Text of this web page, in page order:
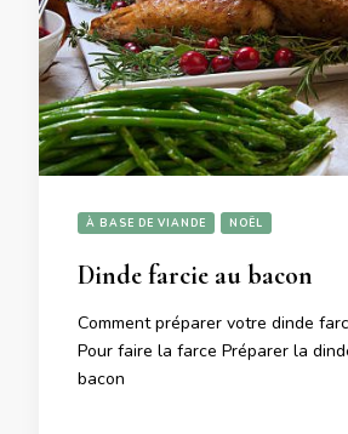
À BASE DE VIANDE NOËL
Dinde farcie au bacon
Comment préparer votre dinde
Pour faire la farce Préparer la
bacon